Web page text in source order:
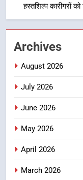
3
हस्तशिल्प कारीगरों को
Archives
August 2026
July 2026
June 2026
May 2026
April 2026
March 2026